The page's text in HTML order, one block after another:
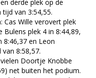
derde plek op de
van 3:54,55.
Cas Wille verovert plek
Bulens plek 4 in 8:44,89,
8:46,37 en Leon
8:58,57.
Doortje Knobbe
net buiten het podium.